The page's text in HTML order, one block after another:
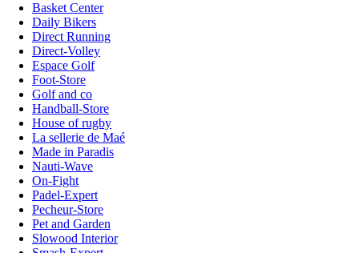
Basket Center
Daily Bikers
Direct Running
Direct-Volley
Espace Golf
Foot-Store
Golf and co
Handball-Store
House of rugby
La sellerie de Maé
Made in Paradis
Nauti-Wave
On-Fight
Padel-Expert
Pecheur-Store
Pet and Garden
Slowood Interior